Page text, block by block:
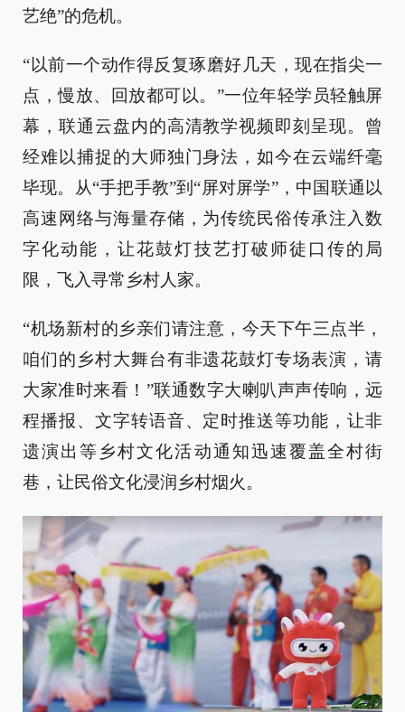
艺绝”的危机。
“以前一个动作得反复琢磨好几天，现在指尖一
点，慢放、回放都可以。”一位年轻学员轻触屏
幕，联通云盘内的高清教学视频即刻呈现。曾
经难以捕捉的大师独门身法，如今在云端纤毫
毕现。从“手把手教”到“屏对屏学”，中国联通以
高速网络与海量存储，为传统民俗传承注入数
字化动能，让花鼓灯技艺打破师徒口传的局
限，飞入寻常乡村人家。
“机场新村的乡亲们请注意，今天下午三点半，
咱们的乡村大舞台有非遗花鼓灯专场表演，请
大家准时来看！”联通数字大喇叭声声传响，远
程播报、文字转语音、定时推送等功能，让非
遗演出等乡村文化活动通知迅速覆盖全村街
巷，让民俗文化浸润乡村烟火。